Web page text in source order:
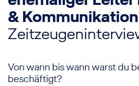
Verantwortung
Nachhaltige
Transportversicherung
Expert:innen
Schadenfall Airlines
Schadenfall General Aviation
& Kommunikation
Von wann bis wann warst du
beschäftigt?